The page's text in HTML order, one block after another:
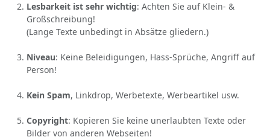
Lesbarkeit ist sehr wichtig: Achten Sie auf Klein- &
Großschreibung!
(Lange Texte unbedingt in Absätze gliedern.)
Niveau: Keine Beleidigungen, Hass-Sprüche, Angriff auf
Person!
Kein Spam, Linkdrop, Werbetexte, Werbeartikel usw.
Copyright: Kopieren Sie keine unerlaubten Texte oder
Bilder von anderen Webseiten!